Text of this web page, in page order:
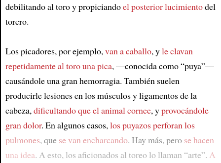
Article
debilitando al toro y propiciandoel posterior lucimientodel
torero.
Los picadores, por ejemplo,van a caballo, yle clavan
repetidamente al toro una pica, —conocida como “puya”—
causándole una gran hemorragia. También suelen
producirle lesiones en los músculos y ligamentos de la
cabeza,dificultando que el animal cornee, yprovocándole
gran dolor. En algunos casos,los puyazosperforan los
pulmones, que se van encharcando. Hay más, pero se hacen
una idea. A esto, los aficionados al toreo lo llaman “arte”. A